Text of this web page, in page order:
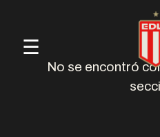
☰
No se encontró